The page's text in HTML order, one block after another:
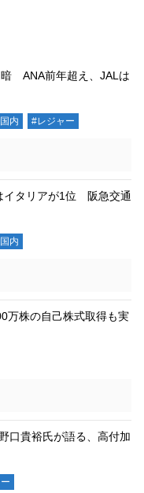
暗 ANA前年超え、JALは
内 #レジャー
イタリアが1位 阪急交通
内
株の自己株式取得も実
口貴裕氏が語る、高付加